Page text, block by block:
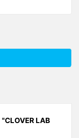
"CLOVER LAB